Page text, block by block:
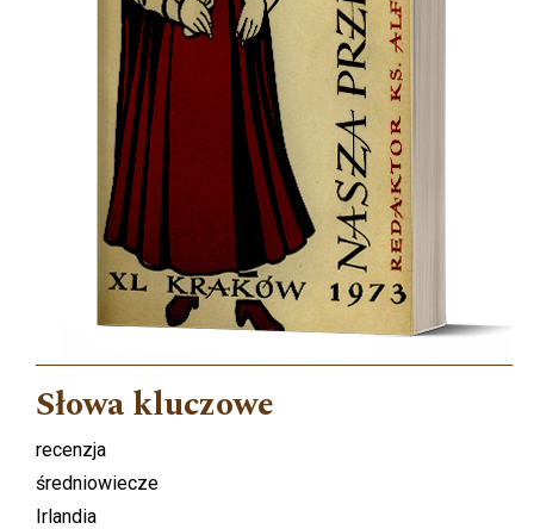
Słowa kluczowe
recenzja
średniowiecze
Irlandia